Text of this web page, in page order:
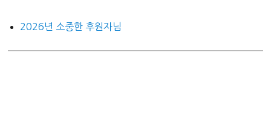
2026년 소중한 후원자님